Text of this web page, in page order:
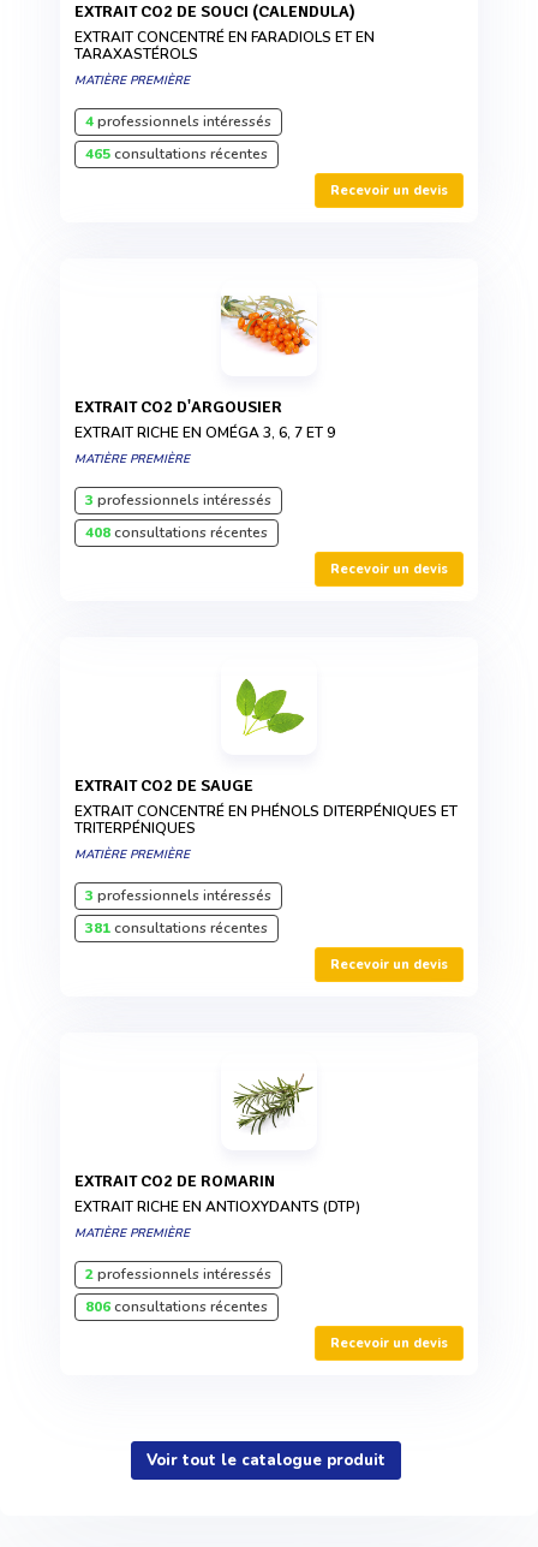
EXTRAIT CO2 DE SOUCI (CALENDULA)
EXTRAIT CONCENTRÉ EN FARADIOLS ET EN
TARAXASTÉROLS
MATIÈRE PREMIÈRE
4professionnels intéressés
465consultations récentes
Recevoir un devis
EXTRAIT CO2 D'ARGOUSIER
EXTRAIT RICHE EN OMÉGA 3, 6, 7 ET 9
MATIÈRE PREMIÈRE
3 professionnels intéressés
408consultations récentes
Recevoir un devis
EXTRAIT CO2 DE SAUGE
EXTRAIT CONCENTRÉ EN PHÉNOLS DITERPÉNIQUES ET
TRITERPÉNIQUES
MATIÈRE PREMIÈRE
3 professionnels intéressés
381consultations récentes
Recevoir un devis
EXTRAIT CO2 DE ROMARIN
EXTRAIT RICHE EN ANTIOXYDANTS (DTP)
MATIÈRE PREMIÈRE
2professionnels intéressés
806consultations récentes
Recevoir un devis
Voir tout le catalogue produit